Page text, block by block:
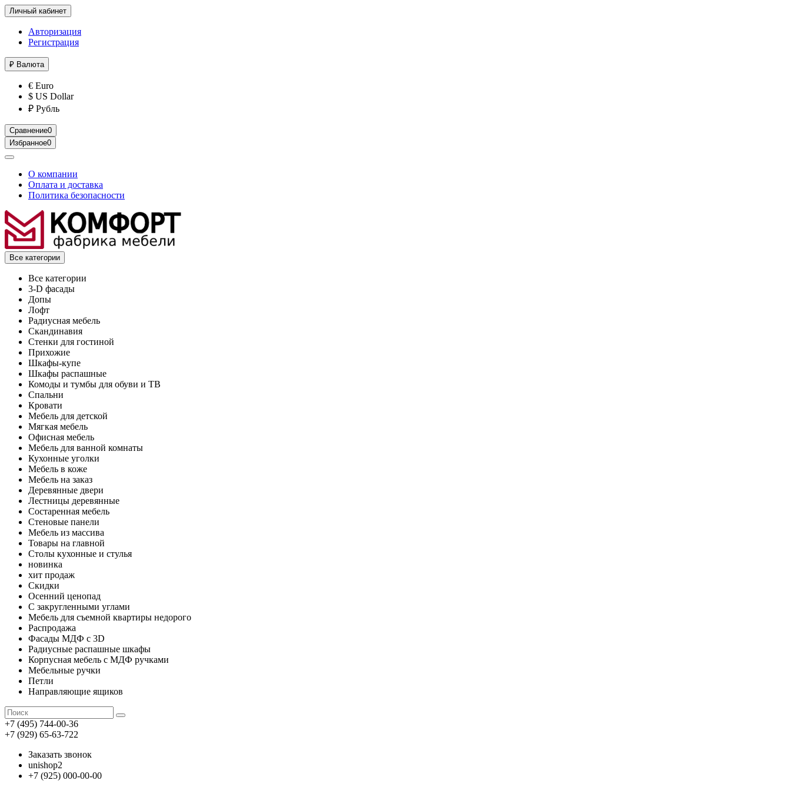
Личный кабинет
Авторизация
Регистрация
₽ Валюта
€ Euro
$ US Dollar
₽ Рубль
Сравнение0
Избранное0
О компании
Оплата и доставка
Политика безопасности
Все категории
Все категории
3-D фасады
Допы
Лофт
Радиусная мебель
Скандинавия
Стенки для гостиной
Прихожие
Шкафы-купе
Шкафы распашные
Комоды и тумбы для обуви и ТВ
Спальни
Кровати
Мебель для детской
Мягкая мебель
Офисная мебель
Мебель для ванной комнаты
Кухонные уголки
Мебель в коже
Мебель на заказ
Деревянные двери
Лестницы деревянные
Состаренная мебель
Стеновые панели
Мебель из массива
Товары на главной
Столы кухонные и стулья
новинка
хит продаж
Скидки
Осенний ценопад
С закругленными углами
Мебель для съемной квартиры недорого
Распродажа
Фасады МДФ с 3D
Радиусные распашные шкафы
Корпусная мебель с МДФ ручками
Мебельные ручки
Петли
Направляющие ящиков
+7 (495) 744-00-36
+7 (929) 65-63-722
Заказать звонок
unishop2
+7 (925) 000-00-00